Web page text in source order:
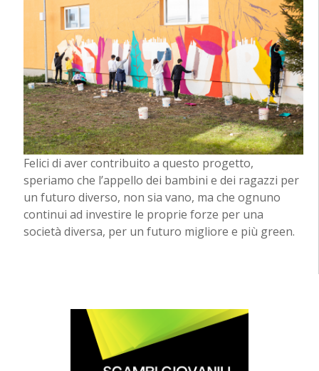
Felici di aver contribuito a questo progetto,
speriamo che l’appello dei bambini e dei ragazzi per
un futuro diverso, non sia vano, ma che ognuno
continui ad investire le proprie forze per una
società diversa, per un futuro migliore e più green.